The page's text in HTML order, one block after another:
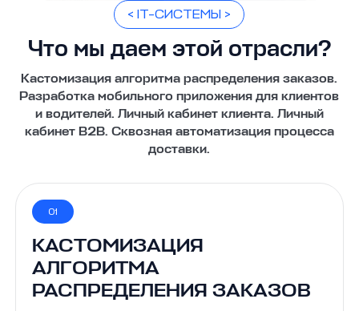
< IT-СИСТЕМЫ >
Что мы даем этой отрасли?
Кастомизация алгоритма распределения заказов.
Разработка мобильного приложения для клиентов
и водителей. Личный кабинет клиента. Личный
кабинет B2B. Сквозная автоматизация процесса
доставки.
01
КАСТОМИЗАЦИЯ
АЛГОРИТМА
РАСПРЕДЕЛЕНИЯ ЗАКАЗОВ